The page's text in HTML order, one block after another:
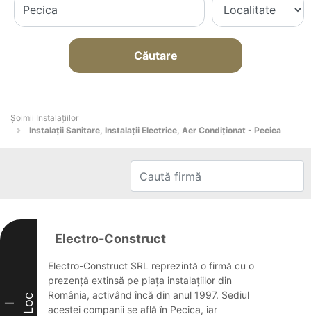
Căutare
Şoimii Instalaţiilor
Instalații Sanitare, Instalații Electrice, Aer Condiționat - Pecica
I Loc
Electro-Construct
Electro-Construct SRL reprezintă o firmă cu o
prezență extinsă pe piața instalațiilor din
România, activând încă din anul 1997. Sediul
acestei companii se află în Pecica, iar